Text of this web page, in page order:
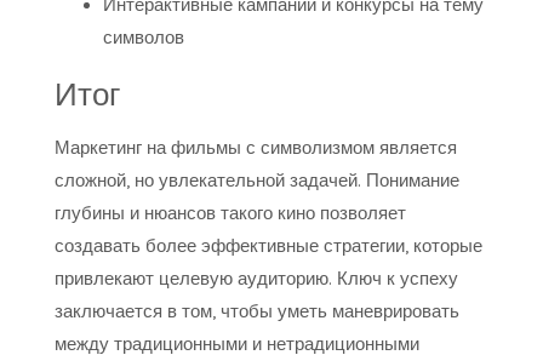
символов
Итог
Маркетинг на фильмы с символизмом является
сложной, но увлекательной задачей. Понимание
глубины и нюансов такого кино позволяет
создавать более эффективные стратегии, которые
привлекают целевую аудиторию. Ключ к успеху
заключается в том, чтобы уметь маневрировать
между традиционными и нетрадиционными